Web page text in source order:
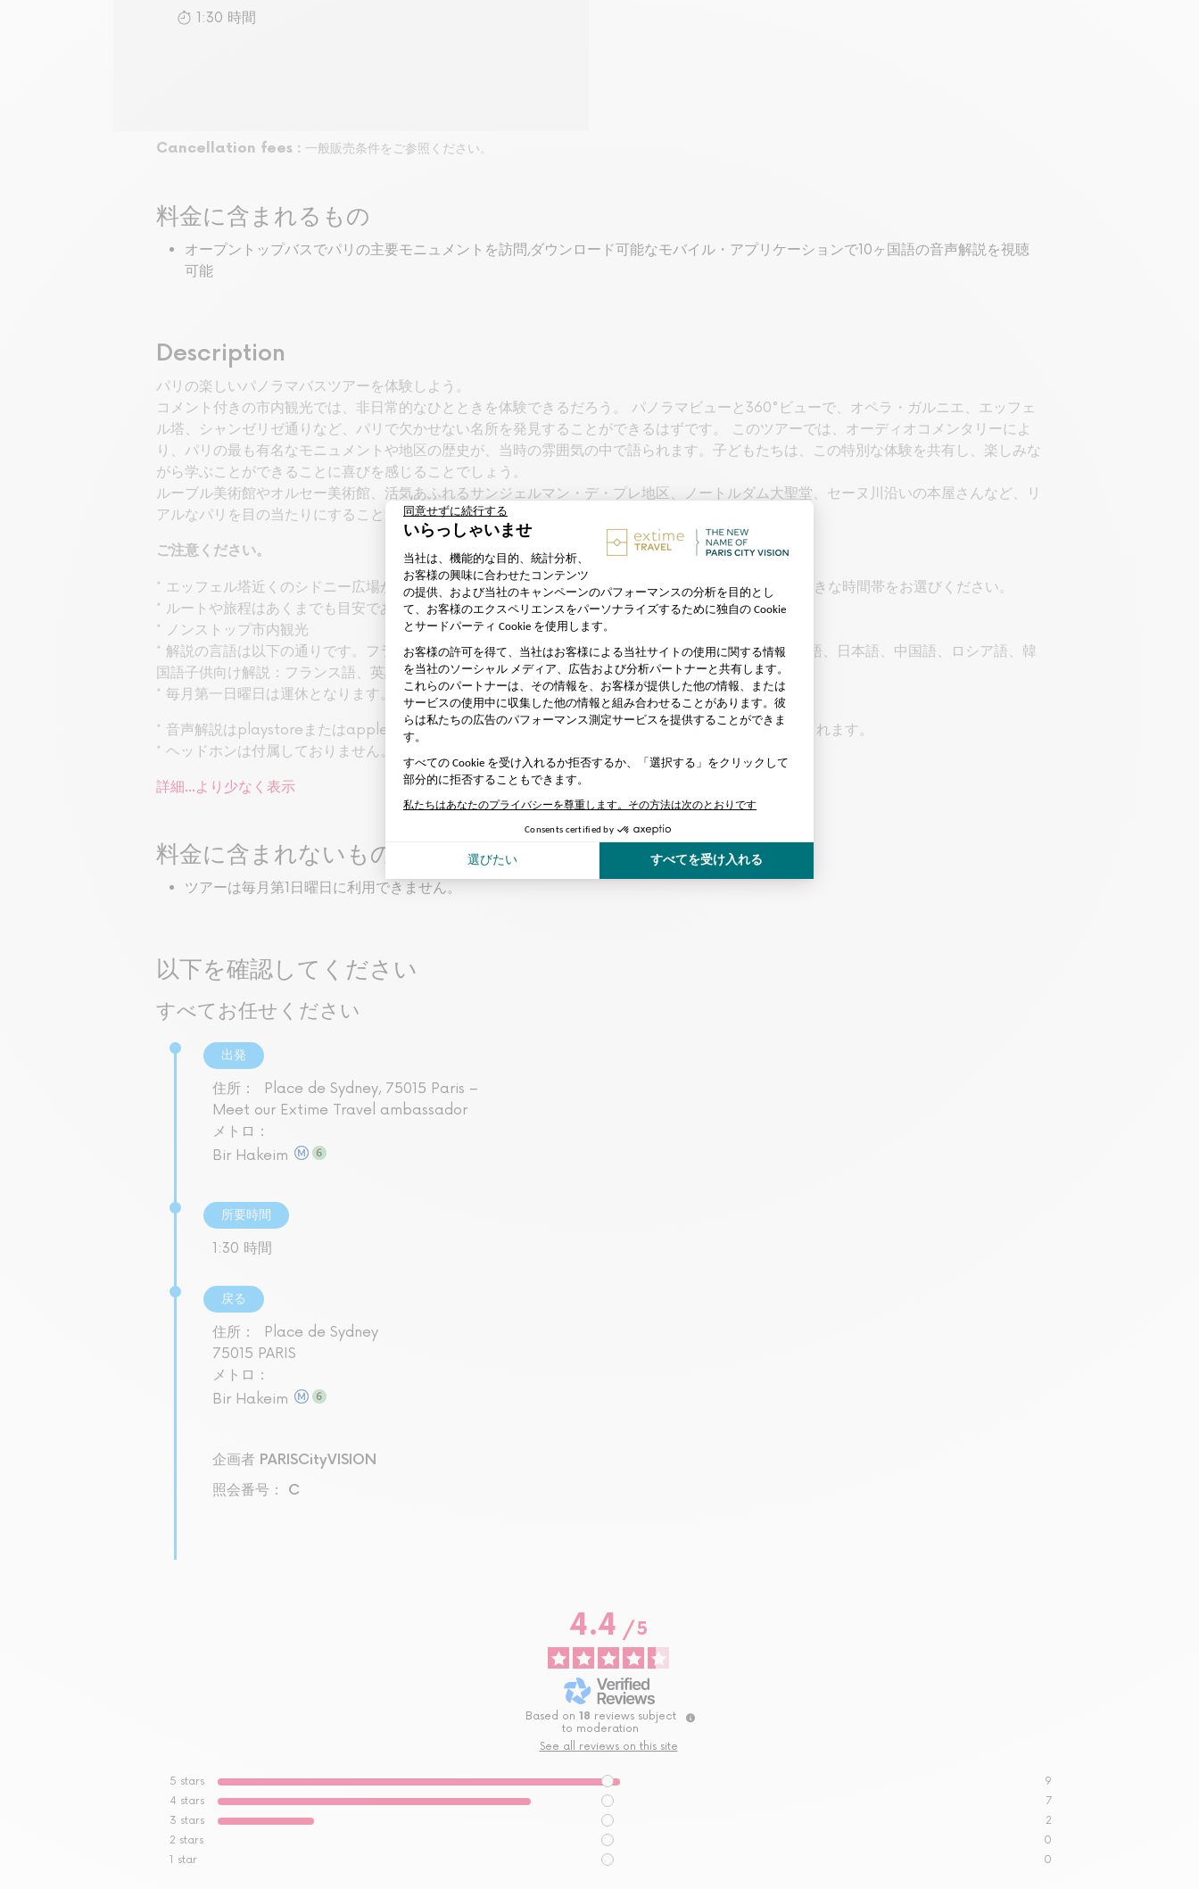
1:30 時間
Cancellation fees : 一般販売条件をご参照ください。
料金に含まれるもの
オープントップバスでパリの主要モニュメントを訪問,ダウンロード可能なモバイル・アプリケーションで10ヶ国語の音声解説を視聴
可能
Description
パリの楽しいパノラマバスツアーを体験しよう。
コメント付きの市内観光では、非日常的なひとときを体験できるだろう。 パノラマビューと360°ビューで、オペラ・ガルニエ、エッフェ
ル塔、シャンゼリゼ通りなど、パリで欠かせない名所を発見することができるはずです。 このツアーでは、オーディオコメンタリーによ
り、パリの最も有名なモニュメントや地区の歴史が、当時の雰囲気の中で語られます。子どもたちは、この特別な体験を共有し、楽しみな
がら学ぶことができることに喜びを感じることでしょう。
ルーブル美術館やオルセー美術館、活気あふれるサンジェルマン・デ・プレ地区、ノートルダム大聖堂、セーヌ川沿いの本屋さんなど、リ
アルなパリを目の当たりにすることができるはずです。
ご注意ください。
* エッフェル塔近くのシドニー広場から1日に何便か出ています。パリ滞在中のご予定に合わせて、お好きな時間帯をお選びください。
* ルートや旅程はあくまでも目安であり、交通事情やその他の理由により変更になる場合があります。
* ノンストップ市内観光
* 解説の言語は以下の通りです。フランス語、英語、スペイン語、イタリア語、ドイツ語、ポルトガル語、日本語、中国語、ロシア語、韓
国語子供向け解説：フランス語、英語、スペイン語
* 毎月第一日曜日は運休となります。
* 音声解説はplaystoreまたはappleからダウンロード可能なモバイルアプリケーションを介して提供されます。
* ヘッドホンは付属しておりません。
詳細...より少なく表示
料金に含まれないもの
ツアーは毎月第1日曜日に利用できません。
以下を確認してください
すべてお任せください
出発
住所：
Place de Sydney, 75015 Paris –
Meet our Extime Travel ambassador
メトロ：
Bir Hakeim
所要時間
1:30 時間
戻る
住所：
Place de Sydney
75015 PARIS
メトロ：
Bir Hakeim
企画者 PARISCityVISION
照会番号： C
4.4 / 5
Based on 18 reviews subject
to moderation
See all reviews on this site
5 stars
9
4 stars
7
3 stars
2
2 stars
0
1 star 0